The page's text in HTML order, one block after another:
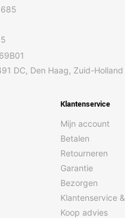
DC, Den Haag, Zuid-
Klantenservice
Mijn account
Betalen
Retourneren
Garantie
Bezorgen
Klantenservice
Koop advies